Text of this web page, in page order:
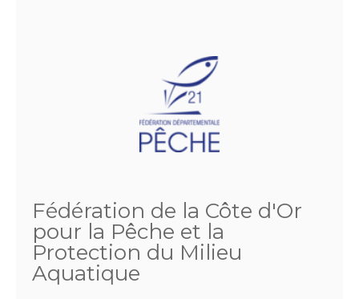
Fédération de la Côte d'Or
pour la Pêche et la
Protection du Milieu
Aquatique